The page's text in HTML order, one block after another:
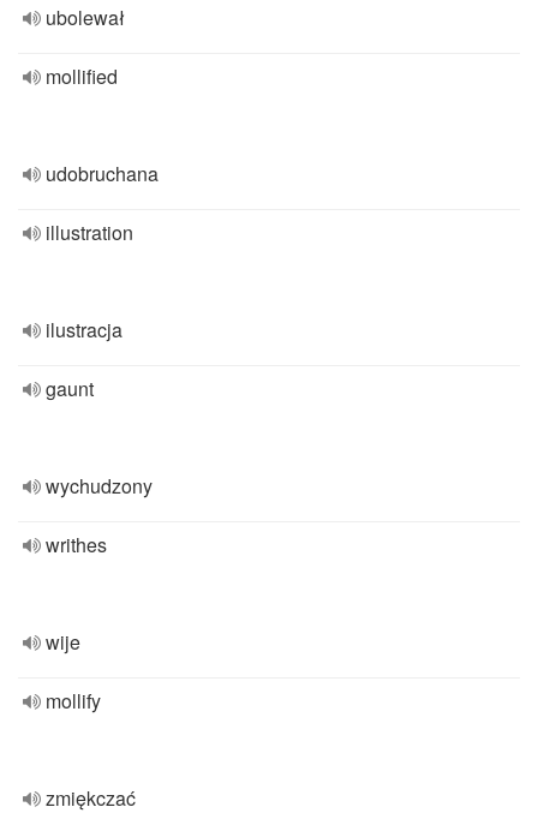
ubolewał
mollified
udobruchana
illustration
ilustracja
gaunt
wychudzony
writhes
wije
mollify
zmiękczać